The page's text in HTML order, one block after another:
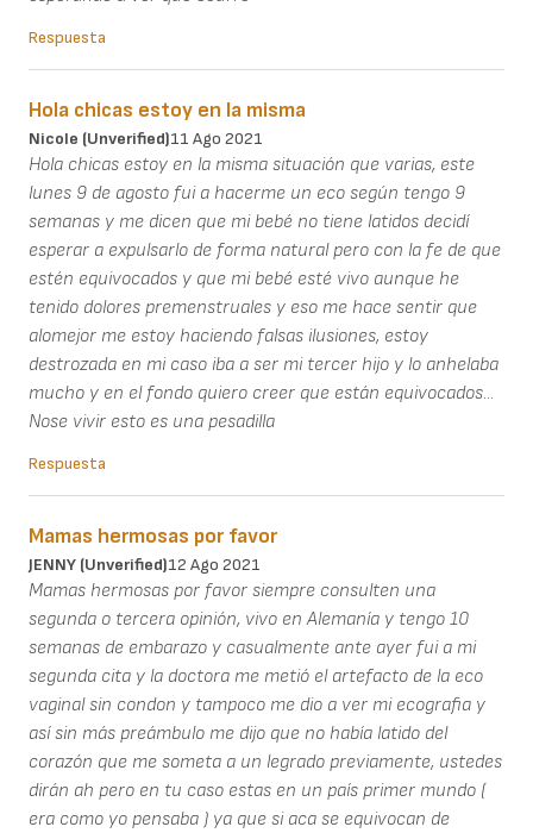
Respuesta
Hola chicas estoy en la misma
Nicole (unverified)11 Ago 2021
Hola chicas estoy en la misma situación que varias, este
lunes 9 de agosto fui a hacerme un eco según tengo 9
semanas y me dicen que mi bebé no tiene latidos decidí
esperar a expulsarlo de forma natural pero con la fe de que
estén equivocados y que mi bebé esté vivo aunque he
tenido dolores premenstruales y eso me hace sentir que
alomejor me estoy haciendo falsas ilusiones, estoy
destrozada en mi caso iba a ser mi tercer hijo y lo anhelaba
mucho y en el fondo quiero creer que están equivocados...
Nose vivir esto es una pesadilla
Respuesta
Mamas hermosas por favor
JENNY (unverified)12 Ago 2021
Mamas hermosas por favor siempre consulten una
segunda o tercera opinión, vivo en Alemanía y tengo 10
semanas de embarazo y casualmente ante ayer fui a mi
segunda cita y la doctora me metió el artefacto de la eco
vaginal sin condon y tampoco me dio a ver mi ecografia y
así sin más preámbulo me dijo que no había latido del
corazón que me someta a un legrado previamente, ustedes
dirán ah pero en tu caso estas en un país primer mundo (
era como yo pensaba ) ya que si aca se equivocan de